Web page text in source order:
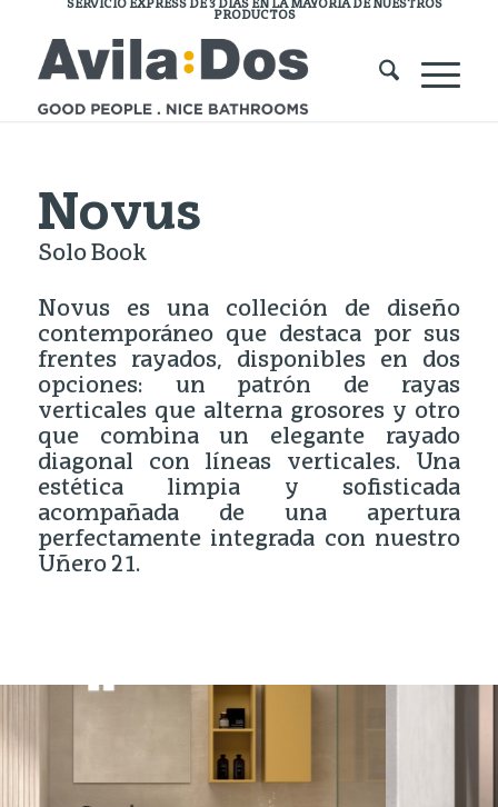
SERVICIO EXPRESS DE 3 DÍAS EN LA MAYORÍA DE NUESTROS
PRODUCTOS
Novus
Solo Book
Novus es una colleción de diseño
contemporáneo que destaca por sus
frentes rayados, disponibles en dos
opciones: un patrón de rayas
verticales que alterna grosores y otro
que combina un elegante rayado
diagonal con líneas verticales. Una
estética limpia y sofisticada
acompañada de una apertura
perfectamente integrada con nuestro
Uñero 21.